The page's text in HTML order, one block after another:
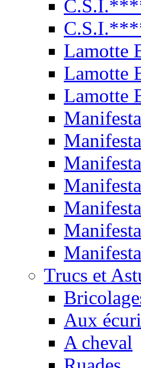
Lamotte
Lamotte
Lamotte
Trucs et
Aux
A cheval